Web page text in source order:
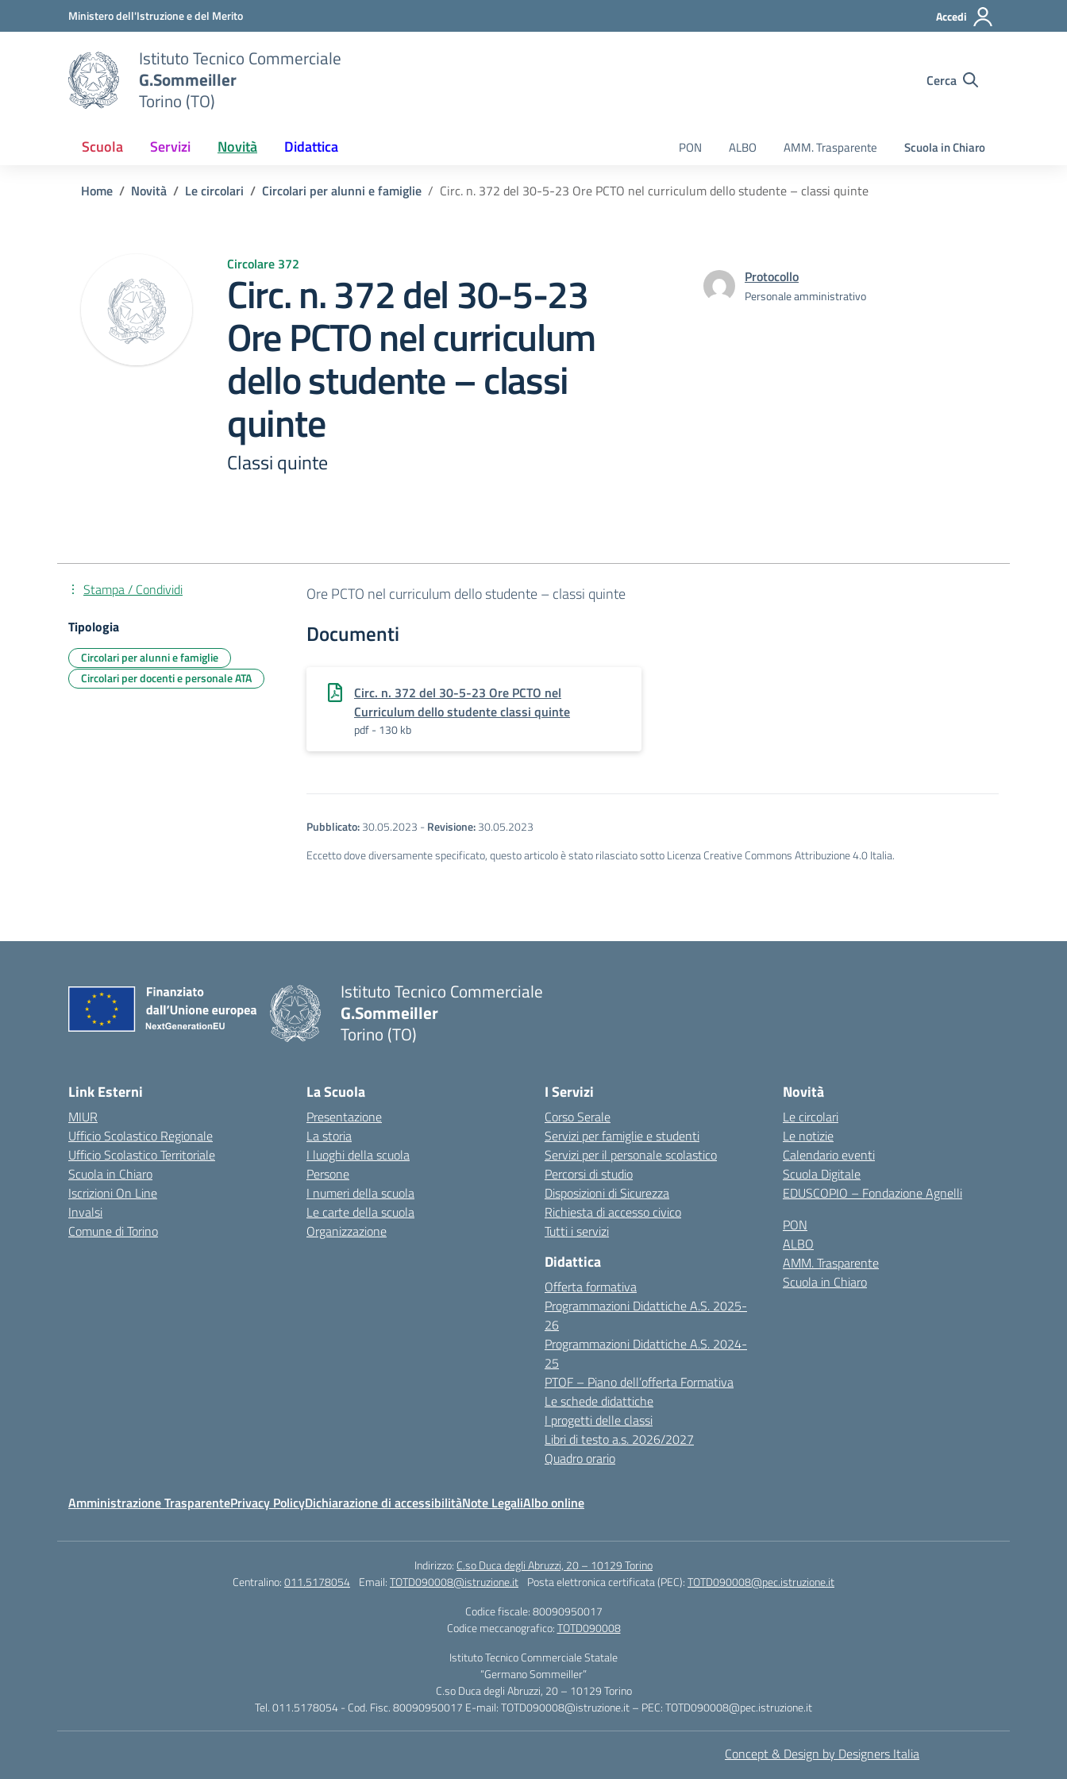
Vai ai contenuti
Vai al menu di navigazioneMinistero dell'Istruzione e del Merito Accedi
Istituto Tecnico Commerciale
G.Sommeiller
Torino (TO)
Cerca
Scuola Servizi Novità Didattica PON ALBO AMM. Trasparente Scuola in Chiaro
Home Novità Le circolari Circolari per alunni e famiglie Circ. n. 372 del 30-5-23 Ore PCTO nel curriculum dello studente – classi quinte
Circolare 372
Circ. n. 372 del 30-5-23
Ore PCTO nel curriculum
dello studente – classi
quinte
Classi quinte
Protocollo
Personale amministrativo
Ore PCTO nel curriculum dello studente – classi quinte
Documenti
Circ. n. 372 del 30-5-23 Ore PCTO nel
Curriculum dello studente classi quinte
pdf - 130 kb
Pubblicato:30.05.2023 -Revisione:30.05.2023
Eccetto dove diversamente specificato, questo articolo è stato rilasciato sotto Licenza Creative Commons Attribuzione 4.0 Italia.
Stampa / Condividi
Tipologia
Circolari per alunni e famiglie
Circolari per docenti e personale ATA
Istituto Tecnico Commerciale
G.Sommeiller
Torino (TO)
Link Esterni
MIUR
Ufficio Scolastico Regionale
Ufficio Scolastico Territoriale
Scuola in Chiaro
Iscrizioni On Line
Invalsi
Comune di Torino
La Scuola
Presentazione
La storia
I luoghi della scuola
Persone
I numeri della scuola
Le carte della scuola
Organizzazione
I Servizi
Corso Serale
Servizi per famiglie e studenti
Servizi per il personale scolastico
Percorsi di studio
Disposizioni di Sicurezza
Richiesta di accesso civico
Tutti i servizi
Didattica
Offerta formativa
Programmazioni Didattiche A.S. 2025-
26
Programmazioni Didattiche A.S. 2024-
25
PTOF – Piano dell’offerta Formativa
Le schede didattiche
I progetti delle classi
Libri di testo a.s. 2026/2027
Quadro orario
Novità
Le circolari
Le notizie
Calendario eventi
Scuola Digitale
EDUSCOPIO – Fondazione Agnelli
PON
ALBO
AMM. Trasparente
Scuola in Chiaro
Amministrazione TrasparentePrivacy PolicyDichiarazione di accessibilitàNote LegaliAlbo online
Indirizzo: C.so Duca degli Abruzzi, 20 – 10129 Torino
Centralino:011.5178054 Email:TOTD090008@istruzione.it Posta elettronica certificata (PEC):TOTD090008@pec.istruzione.it
Codice fiscale: 80090950017
Codice meccanografico:TOTD090008
Istituto Tecnico Commerciale Statale
“Germano Sommeiller”
C.so Duca degli Abruzzi, 20 – 10129 Torino
Tel. 011.5178054 - Cod. Fisc. 80090950017 E-mail: TOTD090008@istruzione.it – PEC: TOTD090008@pec.istruzione.it
Concept & Design by Designers Italia